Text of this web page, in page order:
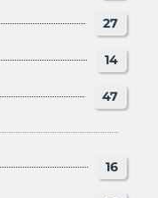
27
14
47
16